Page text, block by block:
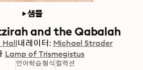
샘플
and the Qabalah
Hall내레이터: Michael Strader
Lamp of Trismegistus
언어학습형식 컬렉션